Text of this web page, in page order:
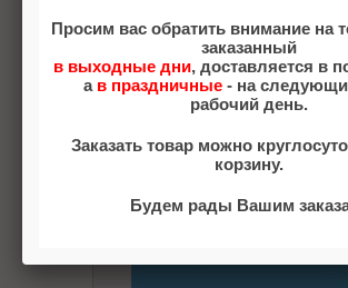
В
В закладки
Просим вас обратить внимание на
заказанный
в выходные дни, доставляется в
а в праздничные- на
рабочий день.
Заказать товар можно
корзину.
Будем рады Вашим